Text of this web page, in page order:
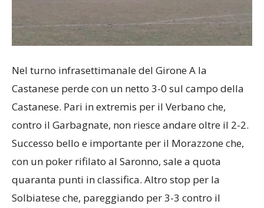
Nel turno infrasettimanale del Girone A la
Castanese perde con un netto 3-0 sul campo della
Castanese. Pari in extremis per il Verbano che,
contro il Garbagnate, non riesce andare oltre il 2-2.
Successo bello e importante per il Morazzone che,
con un poker rifilato al Saronno, sale a quota
quaranta punti in classifica. Altro stop per la
Solbiatese che, pareggiando per 3-3 contro il